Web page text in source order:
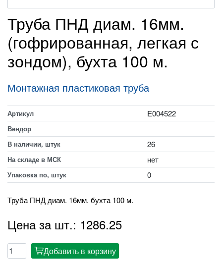
Труба ПНД диам. 16мм.
(гофрированная, легкая с
зондом), бухта 100 м.
Монтажная пластиковая труба
Артикул E004522
Вендор
В наличии, штук
26
На складе в МСК нет
Упаковка по, штук 0
Труба ПНД диам. 16мм. бухта 100 м.
Цена за шт.: 1286.25
cartДобавить в корзину